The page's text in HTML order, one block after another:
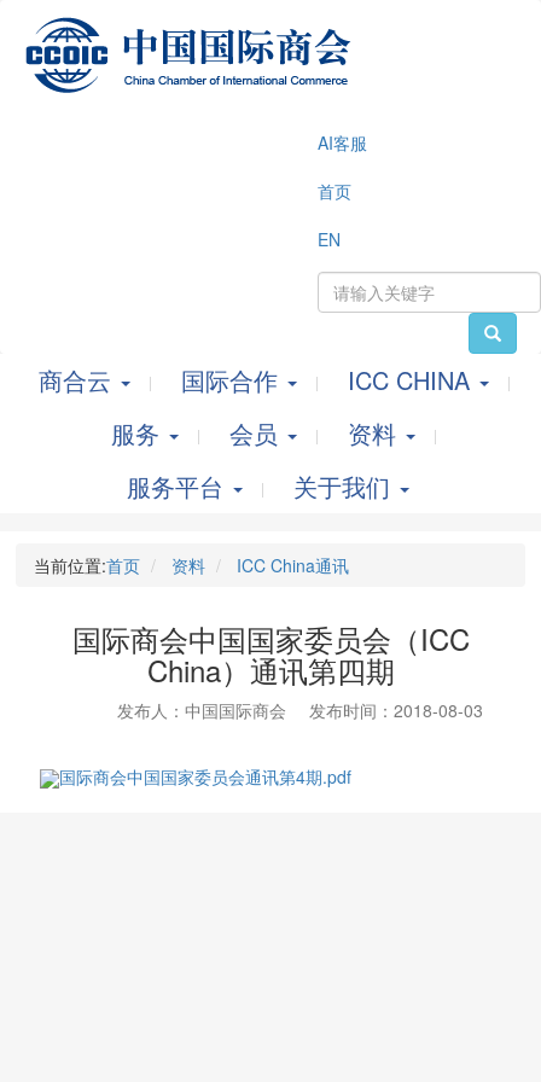
AI客服
首页
EN
商合云 国际合作
ICC CHINA
服务
会员
资料
服务平台
关于我们
当前位置:首页 资料 ICC China通讯
国际商会中国国家委员会（ICC
China）通讯第四期
发布人：中国国际商会 发布时间：2018-08-03
国际商会中国国家委员会通讯第4期.pdf